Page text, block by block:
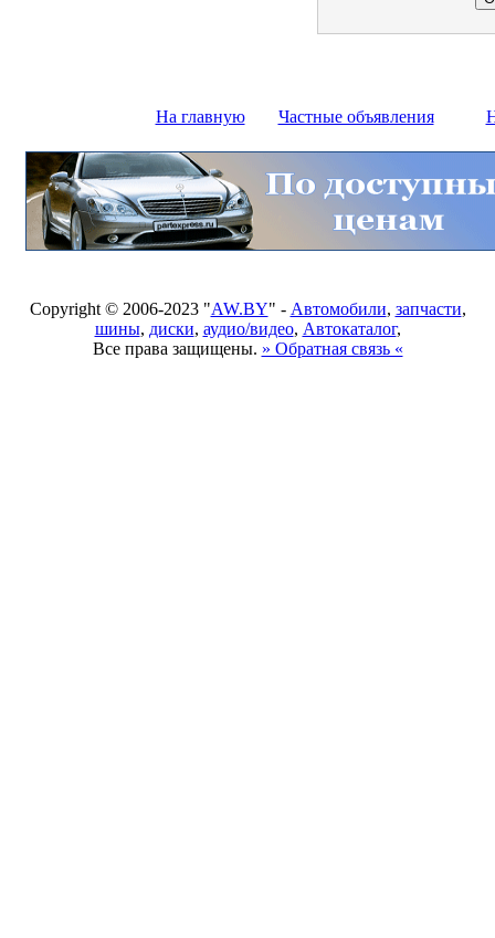
На главную Частные объявления
Copyright © 2006-2023 "AW.BY" - Автомобили, запчасти,
шины, диски, аудио/видео, Автокаталог,
Все права защищены. » Обратная связь «